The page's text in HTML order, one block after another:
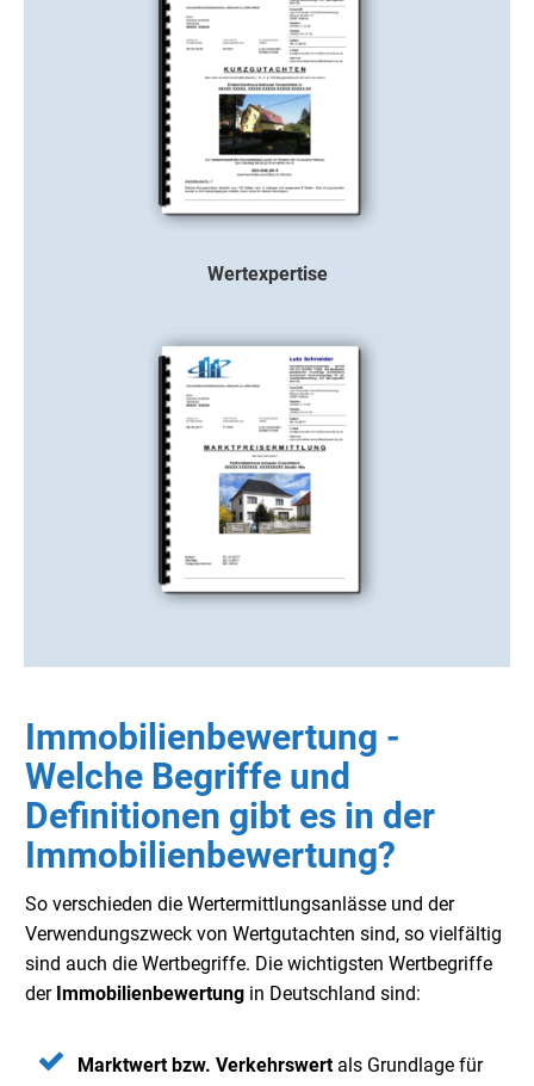
Wertexpertise
Immobilienbewertung -
Welche Begriffe und
Definitionen gibt es in der
Immobilienbewertung?
So verschieden die Wertermittlungsanlässe und der
Verwendungszweck von Wertgutachten sind, so vielfältig
sind auch die Wertbegriffe. Die wichtigsten Wertbegriffe
der Immobilienbewertung in Deutschland sind:
Marktwert bzw. Verkehrswertals Grundlage für